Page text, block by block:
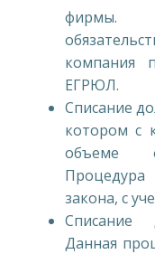
фирмы.
компания
ЕГРЮЛ.
Списание
котором с
объеме
закона, с
Списание
Данная